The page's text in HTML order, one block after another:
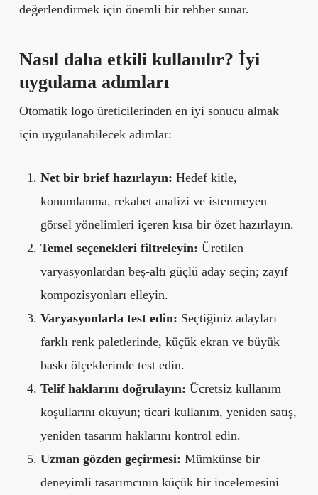
değerlendirmek için önemli bir rehber sunar.
Nasıl daha etkili kullanılır? İyi
uygulama adımları
Otomatik logo üreticilerinden en iyi sonucu almak
için uygulanabilecek adımlar:
Net bir brief hazırlayın: Hedef kitle,
konumlanma, rekabet analizi ve istenmeyen
görsel yönelimleri içeren kısa bir özet hazırlayın.
Temel seçenekleri filtreleyin: Üretilen
varyasyonlardan beş-altı güçlü aday seçin; zayıf
kompozisyonları elleyin.
Varyasyonlarla test edin: Seçtiğiniz adayları
farklı renk paletlerinde, küçük ekran ve büyük
baskı ölçeklerinde test edin.
Telif haklarını doğrulayın: Ücretsiz kullanım
koşullarını okuyun; ticari kullanım, yeniden satış,
yeniden tasarım haklarını kontrol edin.
Uzman gözden geçirmesi: Mümkünse bir
deneyimli tasarımcının küçük bir incelemesini